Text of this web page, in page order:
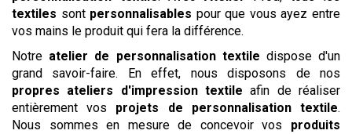
textiles sont personnalisables pour que vous ayez entre
vos mains le produit qui fera la différence.
Notre atelier de personnalisation textile dispose d'un
grand savoir-faire. En effet, nous disposons de nos
propres ateliers d'impression textile afin de réaliser
entièrement vos projets de personnalisation textile.
Nous sommes en mesure de concevoir vos produits